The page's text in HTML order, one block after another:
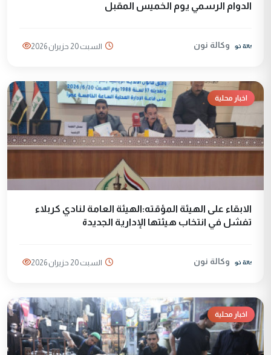
الدوام الرسمي يوم الخميس المقبل
وكالة نون السبت 20 حزيران 2026
اخبار محلية
الابقاء على الهيئة المؤقته:الهيئة العامة لنادي كربلاء
تفشل في انتخاب هيئتها الإدارية الجديدة
وكالة نون السبت 20 حزيران 2026
اخبار محلية